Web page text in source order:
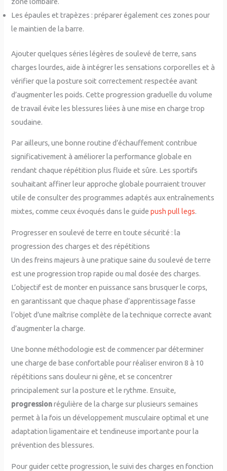
Les épaules et trapèzes : préparer également ces zones pour
le maintien de la barre.
Ajouter quelques séries légères de soulevé de terre, sans
charges lourdes, aide à intégrer les sensations corporelles et à
vérifier que la posture soit correctement respectée avant
d’augmenter les poids. Cette progression graduelle du volume
de travail évite les blessures liées à une mise en charge trop
soudaine.
Par ailleurs, une bonne routine d’échauffement contribue
significativement à améliorer la performance globale en
rendant chaque répétition plus fluide et sûre. Les sportifs
souhaitant affiner leur approche globale pourraient trouver
utile de consulter des programmes adaptés aux entraînements
mixtes, comme ceux évoqués dans le guidepush pull legs.
Progresser en soulevé de terre en toute sécurité : la
progression des charges et des répétitions
Un des freins majeurs à une pratique saine du soulevé de terre
est une progression trop rapide ou mal dosée des charges.
L’objectif est de monter en puissance sans brusquer le corps,
en garantissant que chaque phase d’apprentissage fasse
l’objet d’une maîtrise complète de la technique correcte avant
d’augmenter la charge.
Une bonne méthodologie est de commencer par déterminer
une charge de base confortable pour réaliser environ 8 à 10
répétitions sans douleur ni gêne, et se concentrer
principalement sur la posture et le rythme. Ensuite,
progressionrégulière de la charge sur plusieurs semaines
permet à la fois un développement musculaire optimal et une
adaptation ligamentaire et tendineuse importante pour la
prévention des blessures.
Pour guider cette progression, le suivi des charges en fonction